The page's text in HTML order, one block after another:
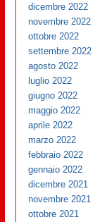
dicembre 2022
novembre 2022
ottobre 2022
settembre 2022
agosto 2022
luglio 2022
giugno 2022
maggio 2022
aprile 2022
marzo 2022
febbraio 2022
gennaio 2022
dicembre 2021
novembre 2021
ottobre 2021